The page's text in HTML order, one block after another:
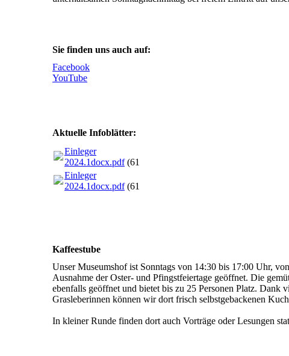
Sie finden uns auch auf:
Facebook
YouTube
Aktuelle Infoblätter:
Einleger
2024.1docx.pdf(618.52KB)
Einleger
2024.1docx.pdf(618.52KB)
Kaffeestube
Unser Museumshof ist Sonntags von 14:30 bis 17:00 Uhr,
Ausnahme der Oster- und Pfingstfeiertage geöffnet. Die
ebenfalls geöffnet und bietet bis zu 25 Personen Platz. Dank
Grasleberinnen können wir dort frisch selbstgebackenen
In kleiner Runde finden dort auch Vorträge oder Lesungen